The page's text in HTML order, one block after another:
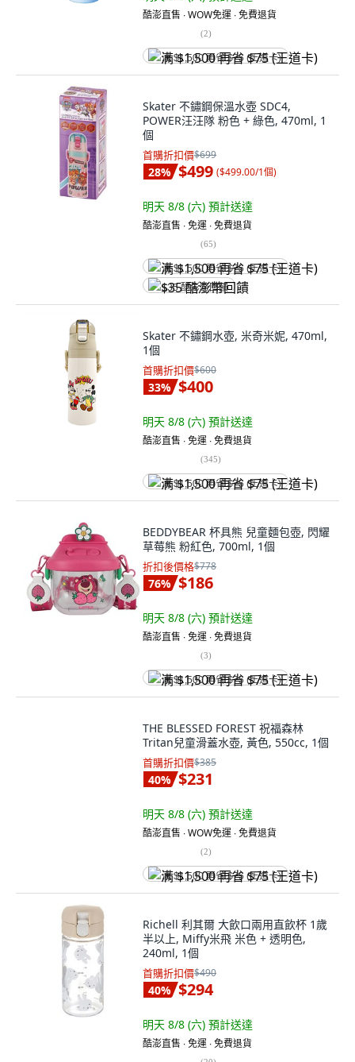
酷澎直售 ∙ WOW免運 ∙ 免費退貨
(2)
满 $1,500 再省 $75 (王道卡)
Skater 不鏽鋼保溫水壺 SDC4,
POWER汪汪隊 粉色 + 綠色, 470ml, 1
個
首購折扣價$699
28% $499 ($499.00/1個)
明天 8/8 (六) 預計送達
酷澎直售 ∙ 免運 ∙ 免費退貨
(65)
满 $1,500 再省 $75 (王道卡)
$35 酷澎幣回饋
Skater 不鏽鋼水壺, 米奇米妮, 470ml,
1個
首購折扣價$600
33% $400
明天 8/8 (六) 預計送達
酷澎直售 ∙ 免運 ∙ 免費退貨
(345)
满 $1,500 再省 $75 (王道卡)
BEDDYBEAR 杯具熊 兒童麵包壺, 閃耀
草莓熊 粉紅色, 700ml, 1個
折扣後價格$778
76% $186
明天 8/8 (六) 預計送達
酷澎直售 ∙ 免運 ∙ 免費退貨
(3)
满 $1,500 再省 $75 (王道卡)
THE BLESSED FOREST 祝福森林
Tritan兒童滑蓋水壺, 黃色, 550cc, 1個
首購折扣價$385
40% $231
明天 8/8 (六) 預計送達
酷澎直售 ∙ WOW免運 ∙ 免費退貨
(2)
满 $1,500 再省 $75 (王道卡)
Richell 利其爾 大飲口兩用直飲杯 1歲
半以上, Miffy米飛 米色 + 透明色,
240ml, 1個
首購折扣價$490
40% $294
明天 8/8 (六) 預計送達
酷澎直售 ∙ 免運 ∙ 免費退貨